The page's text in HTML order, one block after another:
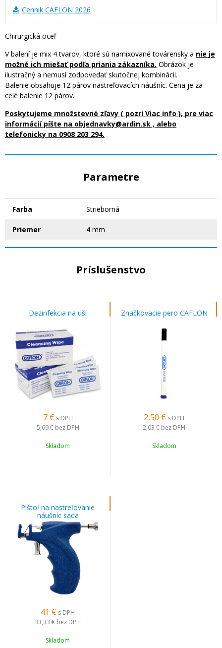
Cennik CAFLON 2026
Chirurgická oceľ
V balení je mix 4 tvarov, ktoré sú namixované továrensky a nie je
možné ich miešať podľa priania zákazníka. Obrázok je
ilustračný a nemusí zodpovedať skutočnej kombinácii.
Balenie obsahuje 12 párov nastreľovacích náušníc. Cena je za
celé balenie 12 párov.
Poskytujeme množstevné zľavy ( pozri Viac info ), pre viac
informácií píšte na objednavky@ardin.sk , alebo
telefonicky na 0908 203 294.
Parametre
Farba Strieborná
Priemer 4 mm
Príslušenstvo
Dezinfekcia na uši
7 € s DPH
5,69 € bez DPH
Skladom
Značkovacie pero CAFLON
2,50 € s DPH
2,03 € bez DPH
Skladom
Pištoľ na nastreľovanie
náušníc sada
41 € s DPH
33,33 € bez DPH
Skladom